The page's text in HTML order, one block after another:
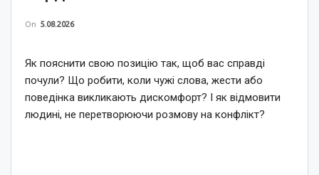
On 5.08.2026
Як пояснити свою позицію так, щоб вас справді
почули? Що робити, коли чужі слова, жести або
поведінка викликають дискомфорт? І як відмовити
людині, не перетворюючи розмову на конфлікт?